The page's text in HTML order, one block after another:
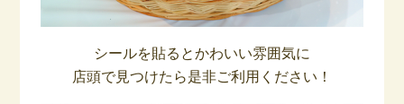
シールを貼るとかわいい雰囲気に
店頭で見つけたら是非ご利用ください！